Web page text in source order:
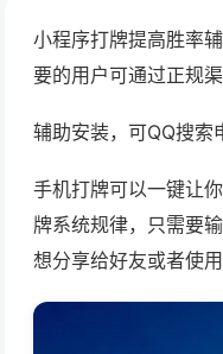
小程序打牌提高胜率
要的用户可通过正规渠
辅助安装，可QQ搜
手机打牌可以一键让
牌系统规律，只需要
想分享给好友或者使